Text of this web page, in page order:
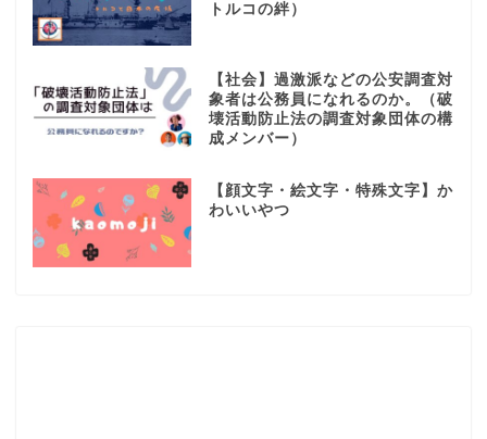
トルコの絆）
【社会】過激派などの公安調査対
象者は公務員になれるのか。（破
壊活動防止法の調査対象団体の構
成メンバー）
【顔文字・絵文字・特殊文字】か
わいいやつ